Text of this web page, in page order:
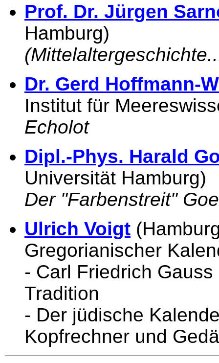
Prof. Dr. Jürgen
Hamburg)
Dr. Gerd Hoffmann-
Institut für
Echolot
Dipl.-Phys. Harald
Universität Hamburg)
Der "Farbenstreit"
Ulrich Voigt
Gregorianischer
- Carl Friedrich
Tradition
- Der jüdische
Kopfrechner und